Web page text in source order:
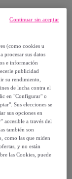
(como cookies u
procesar sus datos
e información
publicidad
su rendimiento,
de lucha contra el
en "Configurar" o
Sus elecciones se
sus opciones en
accesible a través del
también son
como las que miden
y no están
las Cookies, puede
Continuar sin aceptar